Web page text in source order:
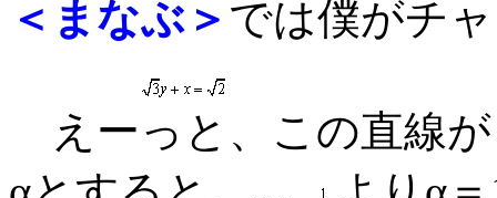
＜まなぶ＞ では僕がチ
えーっと、この直線